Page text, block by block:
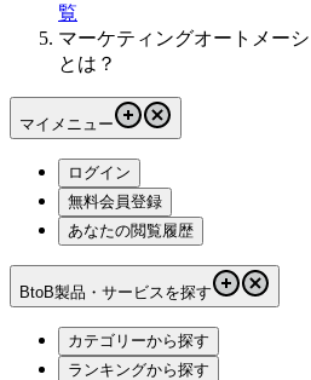
覧
マーケティングオートメー
とは？
マイメニュー
ログイン
無料会員登録
あなたの閲覧履歴
BtoB製品・サービスを探す
カテゴリーから探す
ランキングから探す